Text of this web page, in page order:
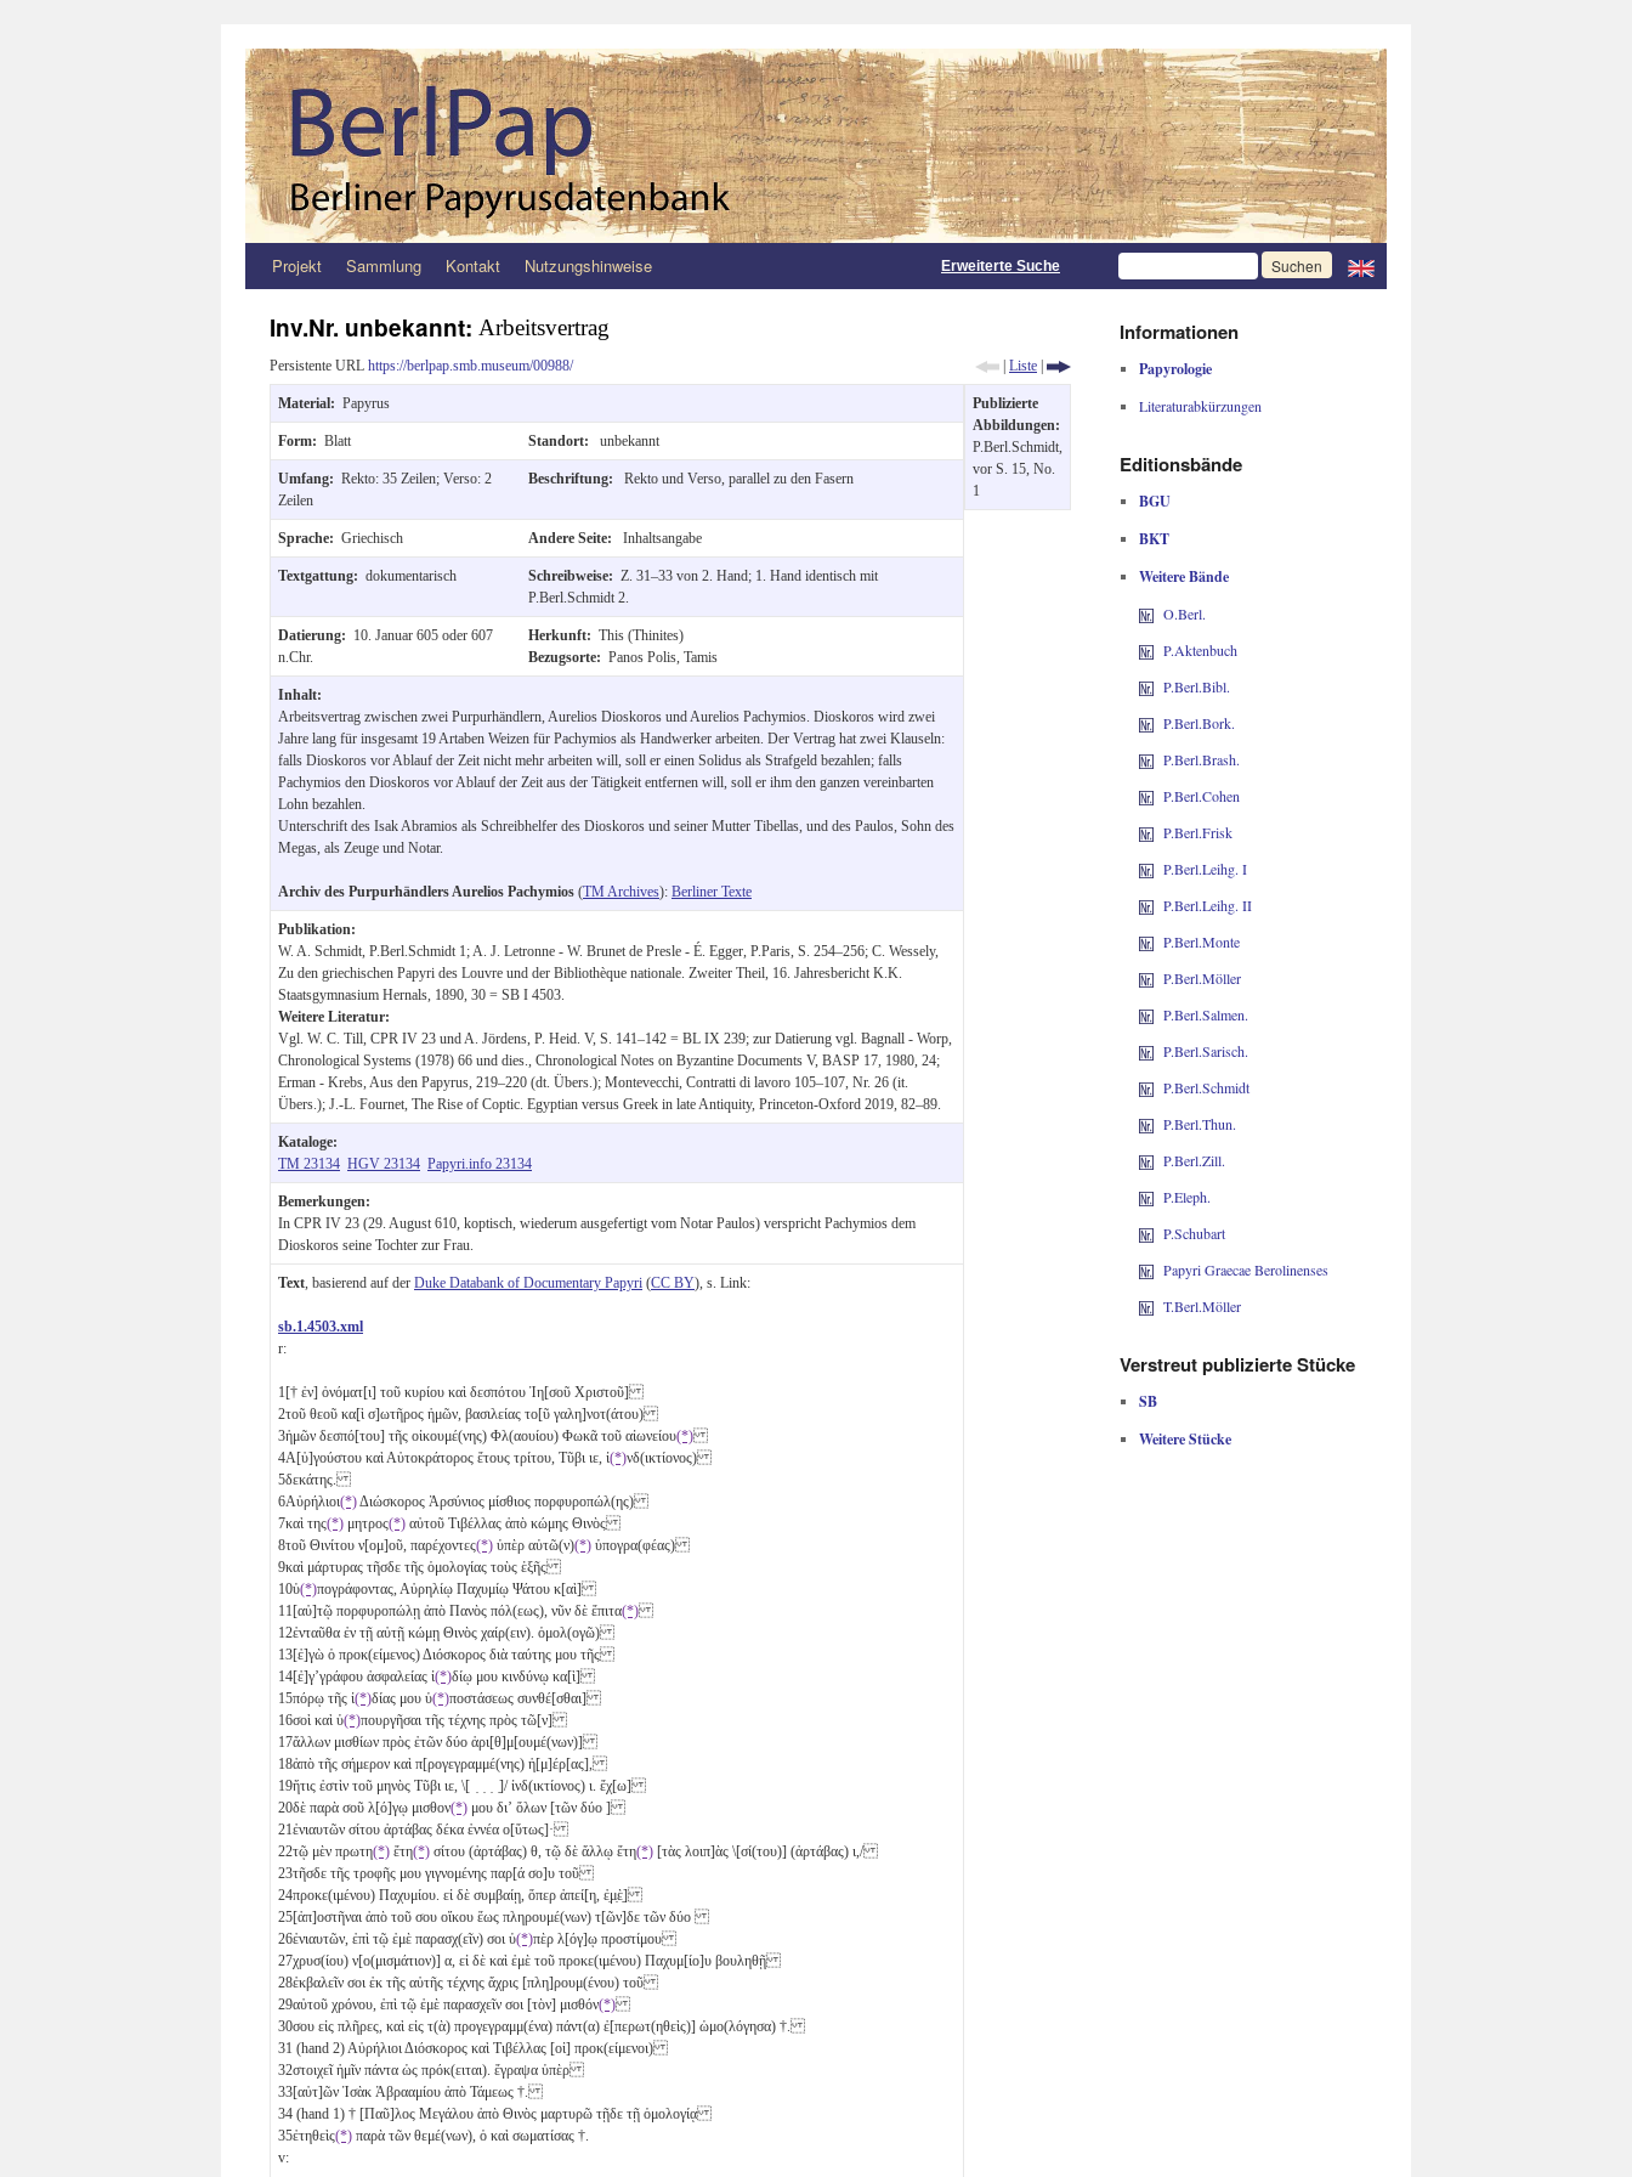
Zum
springen
Projekt Sammlung Kontakt Nutzungshinweise Erweiterte Suche
Inv.Nr. unbekannt: Arbeitsvertrag
Persistente URL https://berlpap.smb.museum/00988/ | Liste |
Material: Papyrus
Form: Blatt Standort: unbekannt
Umfang: Rekto: 35 Zeilen; Verso: 2
Zeilen
Beschriftung: Rekto und Verso, parallel zu den Fasern
Sprache: Griechisch Andere Seite: Inhaltsangabe
Textgattung: dokumentarisch Schreibweise: Z. 31–33 von 2. Hand; 1. Hand identisch mit
P.Berl.Schmidt 2.
Datierung: 10. Januar 605 oder 607
n.Chr.
Herkunft: This (Thinites)
Bezugsorte: Panos Polis, Tamis
Inhalt:
Arbeitsvertrag zwischen zwei Purpurhändlern, Aurelios Dioskoros und Aurelios Pachymios. Dioskoros wird zwei
Jahre lang für insgesamt 19 Artaben Weizen für Pachymios als Handwerker arbeiten. Der Vertrag hat zwei Klauseln:
falls Dioskoros vor Ablauf der Zeit nicht mehr arbeiten will, soll er einen Solidus als Strafgeld bezahlen; falls
Pachymios den Dioskoros vor Ablauf der Zeit aus der Tätigkeit entfernen will, soll er ihm den ganzen vereinbarten
Lohn bezahlen.
Unterschrift des Isak Abramios als Schreibhelfer des Dioskoros und seiner Mutter Tibellas, und des Paulos, Sohn des
Megas, als Zeuge und Notar.
Archiv des Purpurhändlers Aurelios Pachymios (TM Archives): Berliner Texte
Publikation:
W. A. Schmidt, P.Berl.Schmidt 1; A. J. Letronne - W. Brunet de Presle - É. Egger, P.Paris, S. 254–256; C. Wessely,
Zu den griechischen Papyri des Louvre und der Bibliothèque nationale. Zweiter Theil, 16. Jahresbericht K.K.
Staatsgymnasium Hernals, 1890, 30 = SB I 4503.
Weitere Literatur:
Vgl. W. C. Till, CPR IV 23 und A. Jördens, P. Heid. V, S. 141–142 = BL IX 239; zur Datierung vgl. Bagnall - Worp,
Chronological Systems (1978) 66 und dies., Chronological Notes on Byzantine Documents V, BASP 17, 1980, 24;
Erman - Krebs, Aus den Papyrus, 219–220 (dt. Übers.); Montevecchi, Contratti di lavoro 105–107, Nr. 26 (it.
Übers.); J.-L. Fournet, The Rise of Coptic. Egyptian versus Greek in late Antiquity, Princeton-Oxford 2019, 82–89.
Kataloge:
TM 23134 HGV 23134 Papyri.info 23134
Bemerkungen:
In CPR IV 23 (29. August 610, koptisch, wiederum ausgefertigt vom Notar Paulos) verspricht Pachymios dem
Dioskoros seine Tochter zur Frau.
Text , basierend auf der Duke Databank of Documentary Papyri (CC BY), s. Link:
sb.1.4503.xml
r:
1 [† ἐν] ὀνόματ[ι] τοῦ κυρίου καὶ δεσπότου Ἰη[σοῦ Χριστοῦ]
2τοῦ θεοῦ κα[ὶ σ]ωτῆρος ἡμῶν, βασιλείας το[ῦ γαλη]νοτ(άτου)
3ἡμῶν δεσπό[του] τῆς οἰκουμέ(νης) Φλ(αουίου) Φωκᾶ τοῦ αἰωνείου(*)
4Α[ὐ]γούστου καὶ Αὐτοκράτορος ἔτους τρίτου, Τῦβι ιε , ἰ(*)νδ(ικτίονος)
5δεκάτης.
6Αὐρήλιοι(*)Διώσκορος Ἁρσύνιος μίσθιος πορφυροπώλ(ης)
7καὶ της(*) μητρος(*) αὐτοῦ Τιβέλλας ἀπὸ κώμης Θινὸς
8τοῦ Θινίτου ν[ομ]οῦ, παρέχοντες(*) ὑπὲρ αὑτῶ(ν)(*) ὑπογρα(φέας)
9καὶ μάρτυρας τῆσδε τῆς ὁμολογίας τοὺς ἑξῆς
10ὑ(*)πογράφοντας, Αὐρηλίῳ Παχυμίῳ Ψάτου κ[αὶ]
11 [αὐ]τῷ πορφυροπώλῃ ἀπὸ Πανὸς πόλ(εως), νῦν δὲ ἔπιτα(*)
12ἐνταῦθα ἐν τῇ αὐτῇ κώμῃ Θινὸς χαίρ(ειν). ὁμολ(ογῶ)
13[ἐ]γὼ ὁ προκ(είμενος) Διόσκορος διὰ ταύτης μου τῆς
14[ἐ]γ’γράφου ἀσφαλείας ἰ(*)δίῳ μου κινδύνῳ κα[ὶ]
15πόρῳ τῆς ἰ(*)δίας μου ὑ(*)ποστάσεως συνθέ[σθαι]
16σοὶ καὶ ὑ(*)πουργῆσαι τῆς τέχνης πρὸς τῶ[ν]
17ἄλλων μισθίων πρὸς ἐτῶν δύο ἀρι[θ]μ[ουμέ(νων)]
18ἀπὸ τῆς σήμερον καὶ π[ρογεγραμμέ(νης) ἡ[μ]έρ[ας],
19ἥτις ἐστὶν τοῦ μηνὸς Τῦβι ιε , \[ ̣ ̣ ̣ ̣]/ ἰνδ(ικτίονος) ι . ἔχ[ω]
20δὲ παρὰ σοῦ λ[ό]γῳ μισθον(*) μου διʼ ὅλων [τῶν δύο ]
21ἐνιαυτῶν σίτου ἀρτάβας δέκα ἐννέα ο[ὕτως]·
22τῷ μὲν πρωτη(*) ἔτη(*) σίτου (ἀρτάβας) θ , τῷ δὲ ἄλλῳ ἔτη(*) [τὰς λοιπ]ὰς \[σί(του)] (ἀρτάβας) ι ,/
23τῆσδε τῆς τροφῆς μου γιγνομένης παρ[ά σο]υ τοῦ
24προκε(ιμένου) Παχυμίου. εἰ δὲ συμβαίῃ, ὅπερ ἀπεί[η, ἐ̣μ̣ὲ̣]
25[ἀπ]οστῆναι ἀπὸ τοῦ σου οἴκου ἕως πληρουμέ(νων) τ[ῶν]δε τῶν δύο
26ἐνιαυτῶν, ἐπὶ τῷ ἐμὲ παρασχ(εῖν) σοι ὑ(*)πὲρ λ[όγ]ῳ προστίμου
27χρυσ(ίου) ν[ο(μισμάτιον)] α , εἰ δὲ καὶ ἐμὲ τοῦ προκε(ιμένου) Παχυμ[ίο]υ βουληθῇ
28ἐκβαλεῖν σοι ἐκ τῆς αὐτῆς τέχνης ἄχρις [πλη]ρουμ(ένου) τοῦ
29αὐτοῦ χρόνου, ἐπὶ τῷ ἐμὲ παρασχεῖν σοι [τὸν] μισθόν(*)
30σου εἰς πλῆρες, καὶ εἰς τ(ὰ) προγεγραμμ(ένα) πάντ(α) ἐ[περωτ(ηθεὶς)] ὡμο(λόγησα) †.
31 (hand 2) Αὐρήλιοι Διόσκορος καὶ Τιβέλλας [οἱ] προκ(είμενοι)
32στοιχεῖ ἡμῖν πάντα ὡς πρόκ(ειται). ἔγραψα ὑπὲρ
33[αὐτ]ῶν Ἰσὰκ Ἀβρααμίου ἀπὸ Τάμεως †.
34 (hand 1) † [Παῦ]λος Μεγάλου ἀπὸ Θινὸς μαρτυρῶ τῇδε τῇ ὁμολογίᾳ
35ἐτηθεὶς(*) παρὰ τῶν θεμέ(νων), ὁ καὶ σωματίσας †.
v:
Publizierte
Abbildungen:
P.Berl.Schmidt,
vor S. 15, No.
1
Informationen
Papyrologie
Literaturabkürzungen
Editionsbände
BGU
BKT
Weitere Bände
O.Berl.
P.Aktenbuch
P.Berl.Bibl.
P.Berl.Bork.
P.Berl.Brash.
P.Berl.Cohen
P.Berl.Frisk
P.Berl.Leihg. I
P.Berl.Leihg. II
P.Berl.Monte
P.Berl.Möller
P.Berl.Salmen.
P.Berl.Sarisch.
P.Berl.Schmidt
P.Berl.Thun.
P.Berl.Zill.
P.Eleph.
P.Schubart
Papyri Graecae Berolinenses
T.Berl.Möller
Verstreut publizierte Stücke
SB
Weitere Stücke